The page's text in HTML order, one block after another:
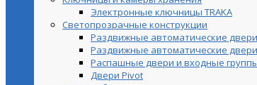
Электронные ключницы TRAKA
Светопрозрачные конструкции
Раздвижные автоматические
Раздвижные автоматические
Распашные двери и входные
Двери Pivot